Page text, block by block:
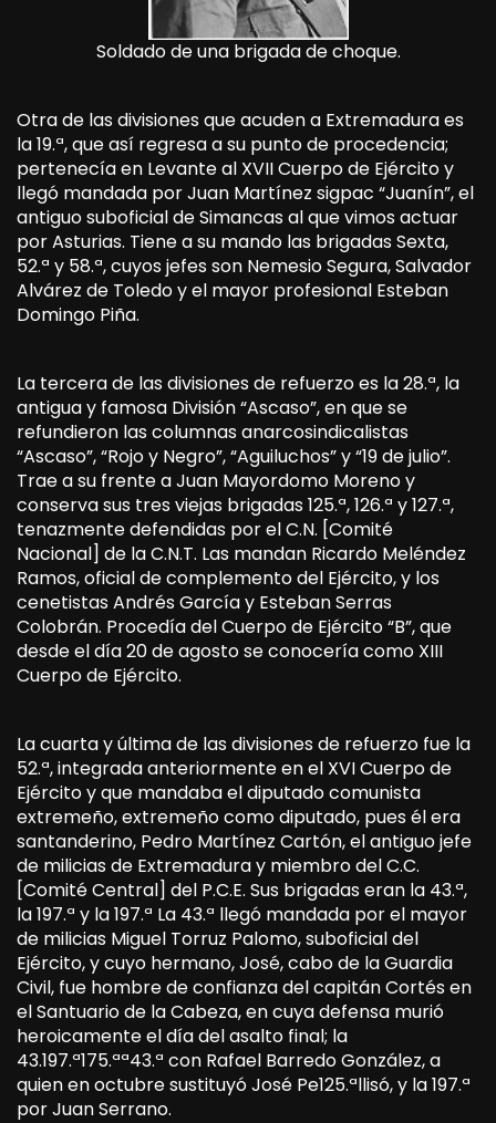
Soldado de una brigada de choque.
Otra de las divisiones que acuden a Extremadura es
la 19.ª, que así regresa a su punto de procedencia;
pertenecía en Levante al XVII Cuerpo de Ejército y
llegó mandada por Juan Martínez sigpac “Juanín”, el
antiguo suboficial de Simancas al que vimos actuar
por Asturias. Tiene a su mando las brigadas Sexta,
52.ª y 58.ª, cuyos jefes son Nemesio Segura, Salvador
Alvárez de Toledo y el mayor profesional Esteban
Domingo Piña.
La tercera de las divisiones de refuerzo es la 28.ª, la
antigua y famosa División “Ascaso”, en que se
refundieron las columnas anarcosindicalistas
“Ascaso”, “Rojo y Negro”, “Aguiluchos” y “19 de julio”.
Trae a su frente a Juan Mayordomo Moreno y
conserva sus tres viejas brigadas 125.ª, 126.ª y 127.ª,
tenazmente defendidas por el C.N. [Comité
Nacional] de la C.N.T. Las mandan Ricardo Meléndez
Ramos, oficial de complemento del Ejército, y los
cenetistas Andrés García y Esteban Serras
Colobrán. Procedía del Cuerpo de Ejército “B”, que
desde el día 20 de agosto se conocería como XIII
Cuerpo de Ejército.
La cuarta y última de las divisiones de refuerzo fue la
52.ª, integrada anteriormente en el XVI Cuerpo de
Ejército y que mandaba el diputado comunista
extremeño, extremeño como diputado, pues él era
santanderino, Pedro Martínez Cartón, el antiguo jefe
de milicias de Extremadura y miembro del C.C.
[Comité Central] del P.C.E. Sus brigadas eran la 43.ª,
la 197.ª y la 197.ª La 43.ª llegó mandada por el mayor
de milicias Miguel Torruz Palomo, suboficial del
Ejército, y cuyo hermano, José, cabo de la Guardia
Civil, fue hombre de confianza del capitán Cortés en
el Santuario de la Cabeza, en cuya defensa murió
heroicamente el día del asalto final; la
43.197.ª175.ªª43.ª con Rafael Barredo González, a
quien en octubre sustituyó José Pe125.ªllisó, y la 197.ª
por Juan Serrano.